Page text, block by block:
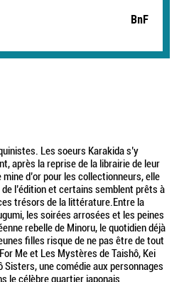
BnF
Les soeurs Karakida s’y
après la reprise de la librairie de leur
d’or pour les collectionneurs, elle
l’édition et certains semblent prêts à
trésors de la littérature.Entre la
les soirées arrosées et les peines
rebelle de Minoru, le quotidien déjà
filles risque de ne pas être de tout
Me et Les Mystères de Taishô, Kei
une comédie aux personnages
le célèbre quartier japonais